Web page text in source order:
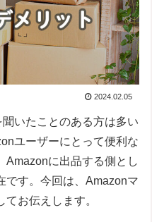
2024.02.05
いたことのある方は多い
ユーザーにとって便利な
Amazonに出品する側とし
です。今回は、Amazonマ
お伝えします。